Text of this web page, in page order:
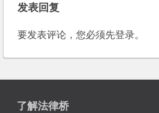
发表回复
要发表评论，您必须先登录。
了解法律桥